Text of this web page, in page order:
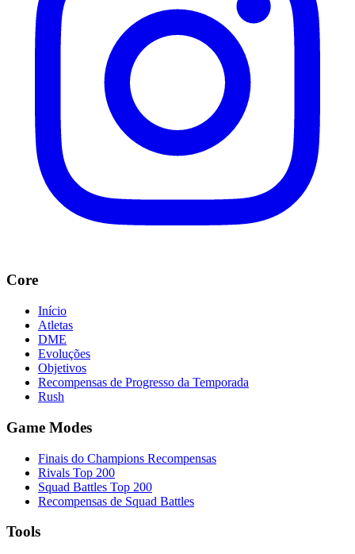
Core
Início
Atletas
DME
Evoluções
Objetivos
Recompensas de Progresso da Temporada
Rush
Game Modes
Finais do Champions Recompensas
Rivals Top 200
Squad Battles Top 200
Recompensas de Squad Battles
Tools